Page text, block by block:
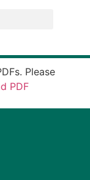
Please
PDF